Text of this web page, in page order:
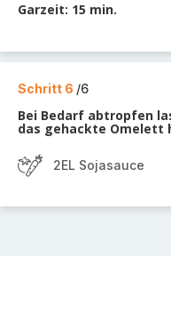
Garzeit: 15 min.
Schritt 6 /6
Bei Bedarf abtropfen
das gehackte Omelett
2EL Sojasauce